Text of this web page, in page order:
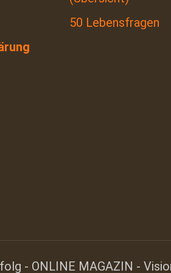
50 Lebensfragen
- ONLINE MAGAZIN -